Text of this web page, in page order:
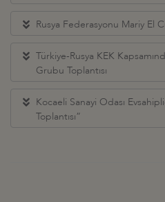
Rusya Federasyonu Mariy El
Türkiye-Rusya KEK
Grubu Toplantısı
Kocaeli Sanayi Odası
Toplantısı”